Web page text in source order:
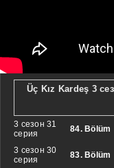
Üç Kız Kardeş 3
3 сезон 31
серия
84. Bölüm
3 сезон 30
серия
83. Bölüm